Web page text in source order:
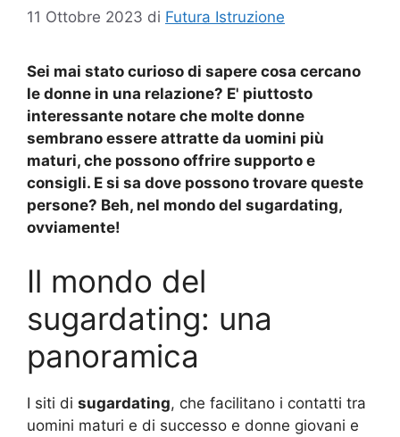
11 Ottobre 2023 di Futura Istruzione
Sei mai stato curioso di sapere cosa cercano
le donne in una relazione? E' piuttosto
interessante notare che molte donne
sembrano essere attratte da uomini più
maturi, che possono offrire supporto e
consigli. E si sa dove possono trovare queste
persone? Beh, nel mondo del sugardating,
ovviamente!
Il mondo del
sugardating: una
panoramica
I siti di sugardating, che facilitano i contatti tra
uomini maturi e di successo e donne giovani e